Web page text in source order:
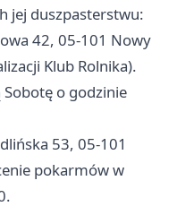
jej duszpasterstwu:
42, 05-101 Nowy
Klub Rolnika).
o godzinie
53, 05-101
pokarmów w